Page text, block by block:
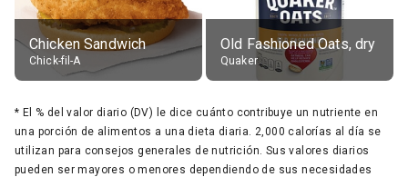
Chicken Sandwich
Chick-fil-A
Old Fashioned Oats, dry
Quaker
* El % del valor diario (DV) le dice cuánto contribuye un nutriente en
una porción de alimentos a una dieta diaria. 2,000 calorías al día se
utilizan para consejos generales de nutrición. Sus valores diarios
pueden ser mayores o menores dependiendo de sus necesidades